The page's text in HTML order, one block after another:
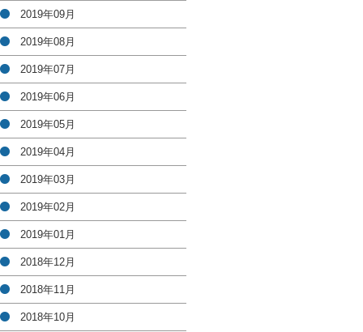
2019年09月
2019年08月
2019年07月
2019年06月
2019年05月
2019年04月
2019年03月
2019年02月
2019年01月
2018年12月
2018年11月
2018年10月